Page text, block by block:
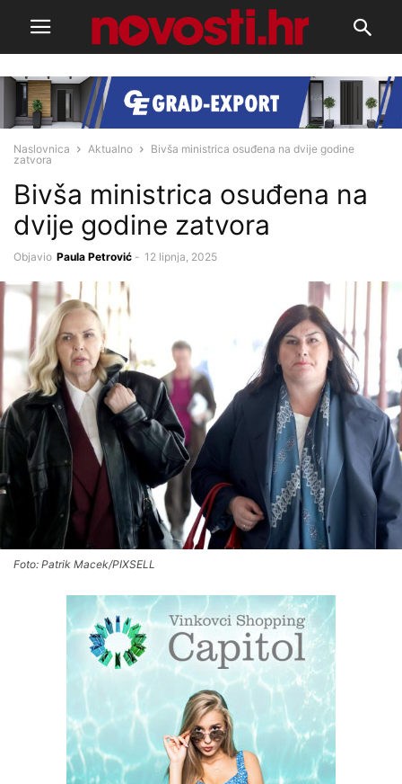
Naslovnica Aktualno
Bivša ministrica osuđena na dvije godine
zatvora
Bivša ministrica osuđena na
dvije godine zatvora
Objavio Paula Petrović - 12 lipnja, 2025
Foto: Patrik Macek/PIXSELL